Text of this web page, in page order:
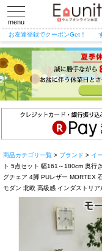
toggle
navigation
menu
お友達登録でクーポンGet！
商品カテゴリ一覧 > ブランド > イ
ト 5点セット 幅161～180cm 奥行
グチェア 4脚 PUレザー MORTEX
モダン 北欧 高級感 インダストリア